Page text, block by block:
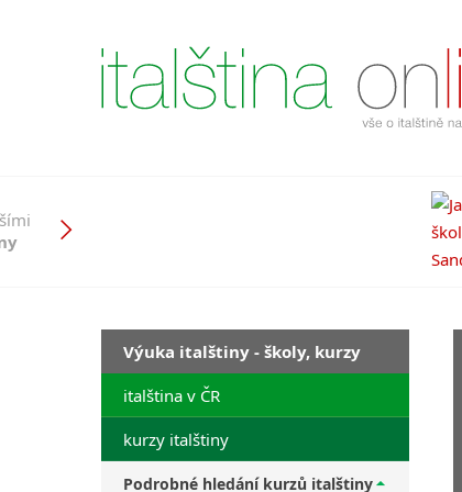
Výuka italštiny - školy, kurzy
italština v ČR
kurzy italštiny
Podrobné hledání kurzů italštiny